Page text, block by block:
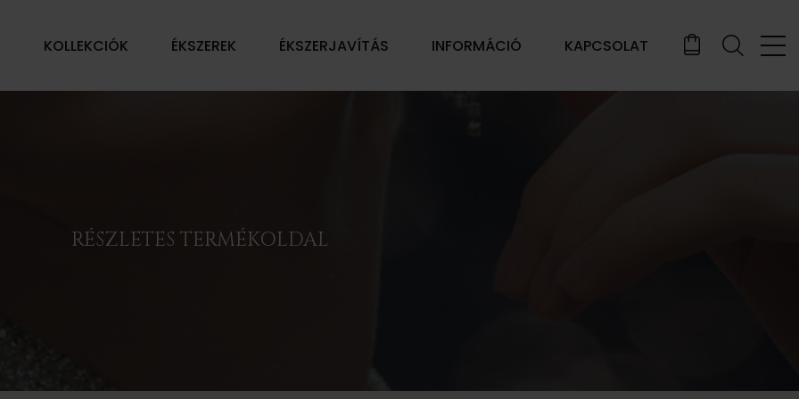
KOLLEKCIÓK ÉKSZEREK ÉKSZERJAVÍTÁS INFORMÁCIÓ KAPCSOLAT
RÉSZLETES TERMÉKOLDAL